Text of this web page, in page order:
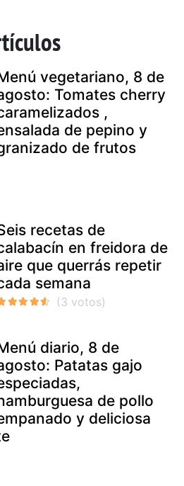
vegetariano, 8 de
Tomates cherry
,
de pepino y
de frutos
recetas de
en freidora de
que querrás repetir
semana
diario, 8 de
Patatas gajo
de pollo
y deliciosa